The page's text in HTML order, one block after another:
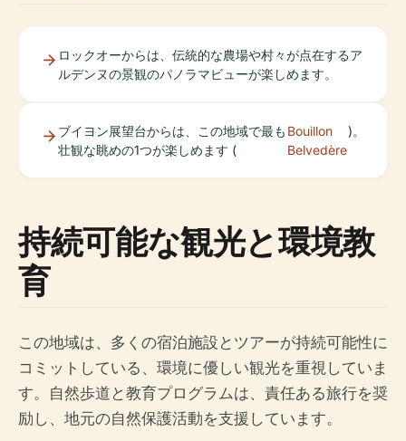
ロックオーからは、伝統的な農場や村々が点在するア
ルデンヌの景観のパノラマビューが楽しめます。
ブイヨン展望台からは、この地域で最も
壮観な眺めの1つが楽しめます (
Bouillon
Belvedère
)。
持続可能な観光と環境教
育
この地域は、多くの宿泊施設とツアーが持続可能性に
コミットしている、環境に優しい観光を重視していま
す。自然歩道と教育プログラムは、責任ある旅行を奨
励し、地元の自然保護活動を支援しています。